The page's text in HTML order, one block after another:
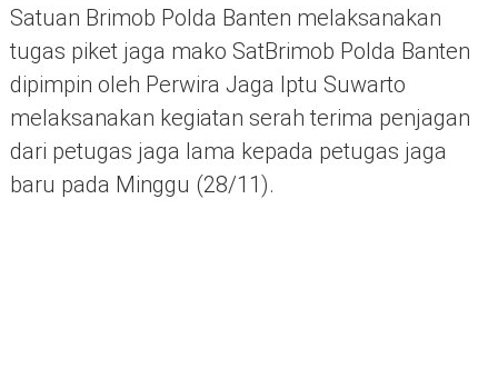
Satuan Brimob Polda Banten melaksanakan
tugas piket jaga mako SatBrimob Polda Banten
dipimpin oleh Perwira Jaga Iptu Suwarto
melaksanakan kegiatan serah terima penjagan
dari petugas jaga lama kepada petugas jaga
baru pada Minggu (28/11).